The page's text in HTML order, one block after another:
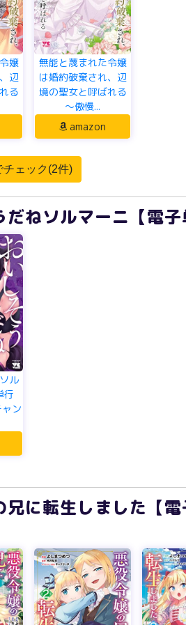
嬢
辺
る
無能と蔑まれた令嬢
は婚約破棄され、辺
境の聖女と呼ばれる
～傲慢...
amazon
チェック(2件)
だねソルマーニ【電
ル
行
ン
兄に転生しました【